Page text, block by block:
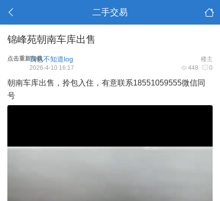
二手交易
锦峰苑朝南车库出售
点击重新加载 楼主
我也不知道log
448 0
2026-4-10 16:17
朝南车库出售，拎包入住，有意联系18551059555微信同
号